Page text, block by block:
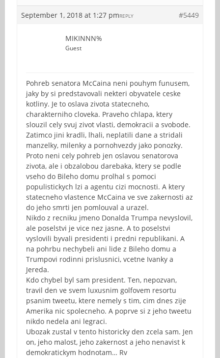
September 1, 2018 at 1:27 pm #5449
REPLY
MIKINNN%
Guest
Pohreb senatora McCaina neni pouhym funusem,
jaky by si predstavovali nekteri obyvatele ceske
kotliny. Je to oslava zivota statecneho,
charakterniho cloveka. Praveho chlapa, ktery
slouzil cely svuj zivot vlasti, demokracii a svobode.
Zatimco jini kradli, lhali, neplatili dane a stridali
manzelky, milenky a pornohvezdy jako ponozky.
Proto neni cely pohreb jen oslavou senatorova
zivota, ale i obzalobou darebaka, ktery se podle
vseho do Bileho domu prolhal s pomoci
populistickych lzi a agentu cizi mocnosti. A ktery
statecneho vlastence McCaina ve sve zakernosti az
do jeho smrti jen pomlouval a urazel.
Nikdo z recniku jmeno Donalda Trumpa nevyslovil,
ale poselstvi je vice nez jasne. A to poselstvi
vyslovili byvali presidenti i predni republikani. A
na pohrbu nechybeli ani lide z Bileho domu a
Trumpovi rodinni prislusnici, vcetne Ivanky a
Jereda.
Kdo chybel byl sam president. Ten, nepozvan,
travil den ve svem luxusnim golfovem resortu
psanim tweetu, ktere nemely s tim, cim dnes zije
Amerika nic spolecneho. A poprve si z jeho tweetu
nikdo nedela ani legraci.
Ubozak zustal v tento historicky den zcela sam. Jen
on, jeho malost, jeho zakernost a jeho nenavist k
demokratickym hodnotam… Rv